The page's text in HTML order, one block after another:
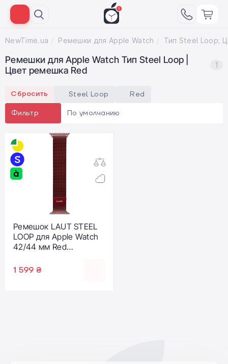
NewTime.ua Ремешки для Apple Watch
Ремешки для Apple Watch Тип Steel Loop |
Цвет ремешка Red
1
Сбросить Steel Loop Red
Фильтр По умолчанию
Ремешок LAUT STEEL
LOOP для Apple Watch
42/44 мм Red
1 599 ₴